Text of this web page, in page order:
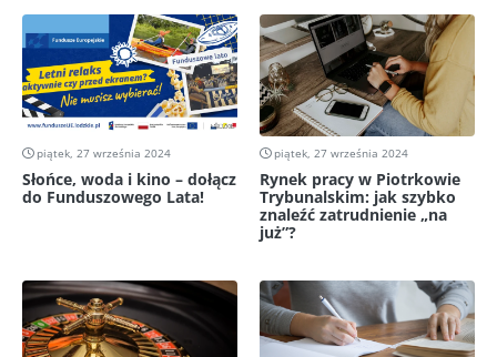
piątek, 27 września 2024
Słońce, woda i kino – dołącz
do Funduszowego Lata!
piątek, 27 września 2024
Rynek pracy w Piotrkowie
Trybunalskim: jak szybko
znaleźć zatrudnienie „na
już”?